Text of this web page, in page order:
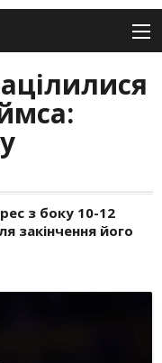
з боку 10-12
закінчення його